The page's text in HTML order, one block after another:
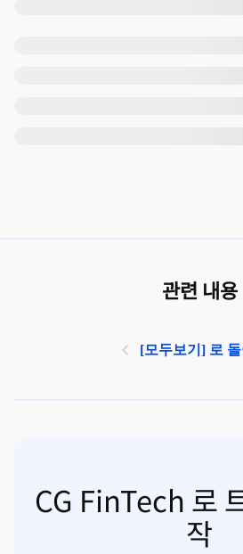
관련 내용
[모두보기] 로 돌
CG FinTech 로
작